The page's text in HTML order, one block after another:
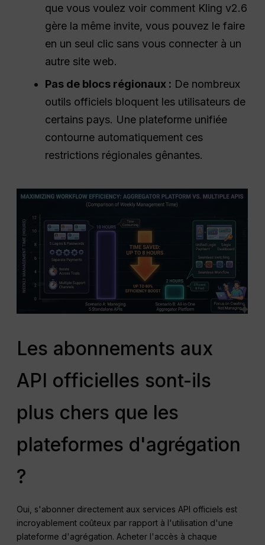
que vous voulez voir comment Kling v2.6
gère la même invite, vous pouvez le faire
en un seul clic sans vous connecter à un
autre site web.
Pas de blocs régionaux : De nombreux
outils officiels bloquent les utilisateurs de
certains pays. Une plateforme unifiée
contourne automatiquement ces
restrictions régionales gênantes.
Les abonnements aux
API officielles sont-ils
plus chers que les
plateformes d'agrégation
?
Oui, s'abonner directement aux services API officiels est
incroyablement coûteux par rapport à l'utilisation d'une
plateforme d'agrégation. Acheter l'accès à chaque